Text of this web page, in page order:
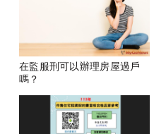
在監服刑可以辦理房屋過戶
嗎？